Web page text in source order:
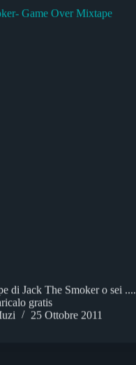
di Jack The Smoker o sei ....
gratis
25 Ottobre 2011